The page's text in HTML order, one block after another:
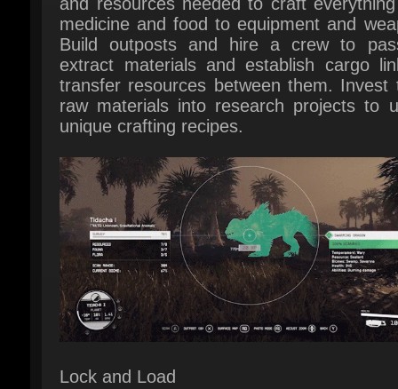
transfer resources between them. Invest
raw materials into research projects to
unique crafting recipes.
Lock and Load
Space can be a dangerous place. A
any situation. Whether you prefer long-